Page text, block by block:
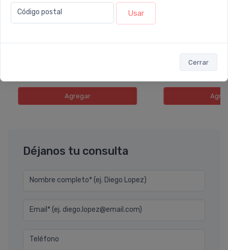
Código postal Usar
Cerrar
Natufarma Magnesio Sport X 30
Comprimidos
6 cuotassin interésde$1.063
Agregar
6 cuotassin
ó Transferencia
Déjanos tu consulta
Nombre completo* (ej. Diego Lopez)
Email* (ej. diego.lopez@email.com)
Teléfono